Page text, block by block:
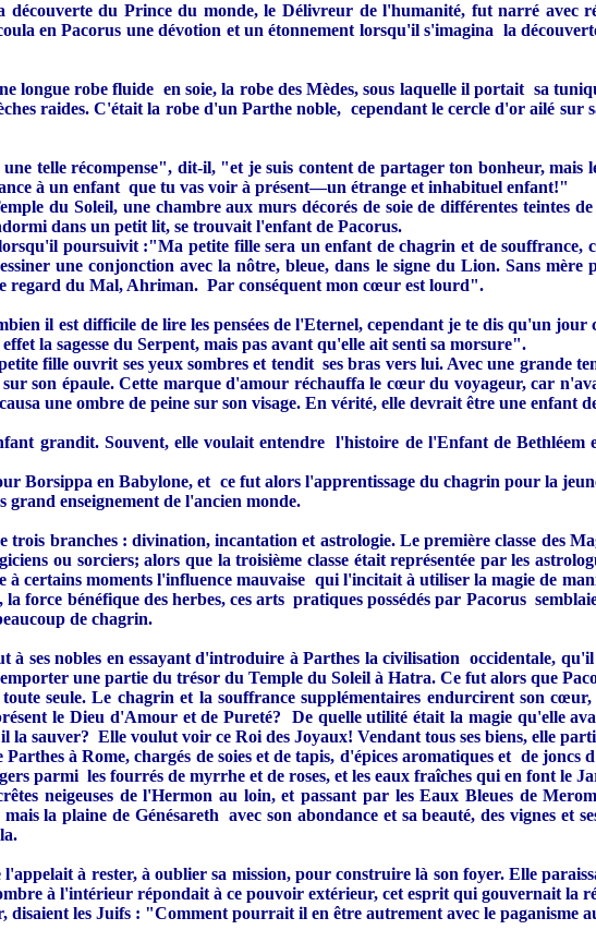
découverte du Prince du monde, le Délivreur de l'humanité, fut narré avec
en Pacorus une dévotion et un étonnement lorsqu'il s'imagina la
longue robe fluide en soie, la robe des Mèdes, sous laquelle il portait sa
raides. C'était la robe d'un Parthe noble, cependant le cercle d'or ailé
telle récompense", dit-il, "et je suis content de partager ton bonheur,
à un enfant que tu vas voir à présent—un étrange et inhabituel enfant!"
du Soleil, une chambre aux murs décorés de soie de différentes teintes
dans un petit lit, se trouvait l'enfant de Pacorus.
poursuivit :"Ma petite fille sera un enfant de chagrin et de souffrance,
une conjonction avec la nôtre, bleue, dans le signe du Lion. Sans
regard du Mal, Ahriman. Par conséquent mon cœur est lourd".
il est difficile de lire les pensées de l'Eternel, cependant je te dis qu'un
la sagesse du Serpent, mais pas avant qu'elle ait senti sa morsure".
fille ouvrit ses yeux sombres et tendit ses bras vers lui. Avec une grande
sur son épaule. Cette marque d'amour réchauffa le cœur du voyageur, car
une ombre de peine sur son visage. En vérité, elle devrait être une enfant
grandit. Souvent, elle voulait entendre l'histoire de l'Enfant de Bethléem
Borsippa en Babylone, et ce fut alors l'apprentissage du chagrin pour la
grand enseignement de l'ancien monde.
trois branches : divination, incantation et astrologie. Le première classe des
ou sorciers; alors que la troisième classe était représentée par les
à certains moments l'influence mauvaise qui l'incitait à utiliser la magie de
force bénéfique des herbes, ces arts pratiques possédés par Pacorus
de chagrin.
à ses nobles en essayant d'introduire à Parthes la civilisation occidentale,
une partie du trésor du Temple du Soleil à Hatra. Ce fut alors que
seule. Le chagrin et la souffrance supplémentaires endurcirent son
le Dieu d'Amour et de Pureté? De quelle utilité était la magie qu'elle
sauver? Elle voulut voir ce Roi des Joyaux! Vendant tous ses biens, elle
à Rome, chargés de soies et de tapis, d'épices aromatiques et de
parmi les fourrés de myrrhe et de roses, et les eaux fraîches qui en font le
neigeuses de l'Hermon au loin, et passant par les Eaux Bleues de
la plaine de Génésareth avec son abondance et sa beauté, des vignes
l'appelait à rester, à oublier sa mission, pour construire là son foyer. Elle
à l'intérieur répondait à ce pouvoir extérieur, cet esprit qui gouvernait la
disaient les Juifs : "Comment pourrait il en être autrement avec le paganisme